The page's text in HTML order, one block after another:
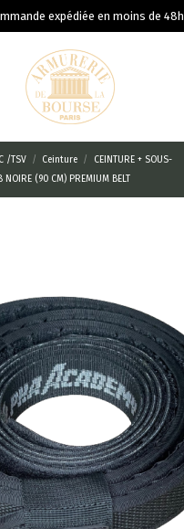
expédiée en moins de 48h
/TSV Ceinture
CEINTURE + SOUS-
NOIRE (90 CM) PREMIUM BELT